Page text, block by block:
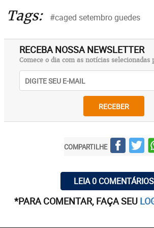
Tags: #caged setembro guedes
RECEBA NOSSA NEWSLETTER
Comece o dia com as notícias selecionadas
RECEBER
COMPARTILHE
LEIA 0 COMENTÁRIOS
*PARA COMENTAR, FAÇA SEU